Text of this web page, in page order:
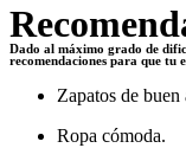
Dado al máximo grado de
recomendaciones para que tu
Zapatos de buen
Ropa cómoda.